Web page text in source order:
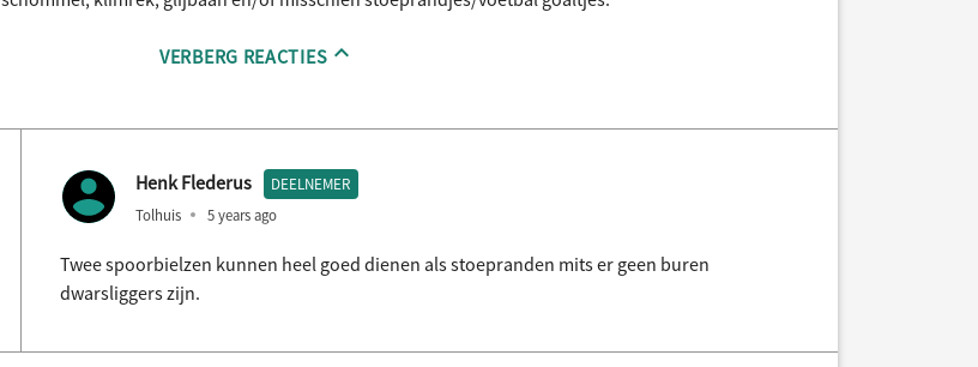
VERBERG REACTIES
Henk Flederus DEELNEMER
Tolhuis 5 years ago
Twee spoorbielzen kunnen heel goed dienen als stoepranden mits er geen buren
dwarsliggers zijn.